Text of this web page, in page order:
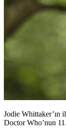
Jodie Whittaker’ın
Doctor Who’nun 11.